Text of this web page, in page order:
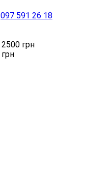
097 591 26 18
2500 грн
грн